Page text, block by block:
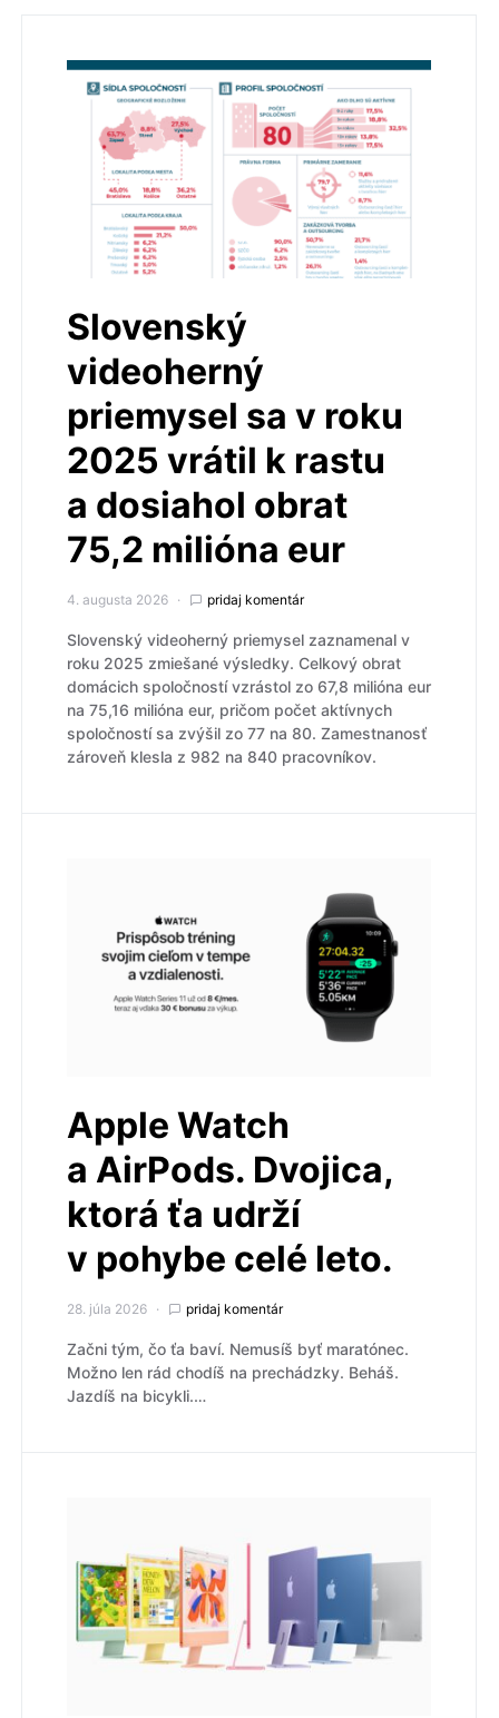
Slovenský
videoherný
priemysel sa v roku
2025 vrátil k rastu
a dosiahol obrat
75,2 milióna eur
4. augusta 2026 pridaj komentár
Slovenský videoherný priemysel zaznamenal v
roku 2025 zmiešané výsledky. Celkový obrat
domácich spoločností vzrástol zo 67,8 milióna eur
na 75,16 milióna eur, pričom počet aktívnych
spoločností sa zvýšil zo 77 na 80. Zamestnanosť
zároveň klesla z 982 na 840 pracovníkov.
Apple Watch
a AirPods. Dvojica,
ktorá ťa udrží
v pohybe celé leto.
28. júla 2026 pridaj komentár
Začni tým, čo ťa baví. Nemusíš byť maratónec.
Možno len rád chodíš na prechádzky. Beháš.
Jazdíš na bicykli.…